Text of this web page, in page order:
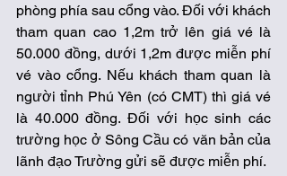
phòng phía sau cổng vào. Đối với khách
tham quan cao 1,2m trở lên giá vé là
50.000 đồng, dưới 1,2m được miễn phí
vé vào cổng. Nếu khách tham quan là
người tỉnh Phú Yên (có CMT) thì giá vé
là 40.000 đồng. Đối với học sinh các
trường học ở Sông Cầu có văn bản của
lãnh đạo Trường gửi sẽ được miễn phí.